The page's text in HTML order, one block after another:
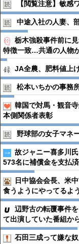
【閲覧注意】敏感
中途入社の人妻、
栃木強殺事件前に
特徴一致…共通の人物
JA全農、肥料値上
松本いちかの事務
韓国で対馬・観音
本側関係者表彰
野球部の女子マネ
故ジャニー喜多川
573名に補償金を支払
日中協会会長、米
食うようにやってるよ
辺野古の転覆事件
て出演していた番組
石田三成って嫌な